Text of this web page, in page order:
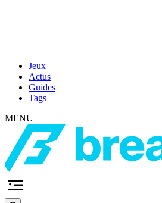
Jeux
Actus
Guides
Tags
MENU